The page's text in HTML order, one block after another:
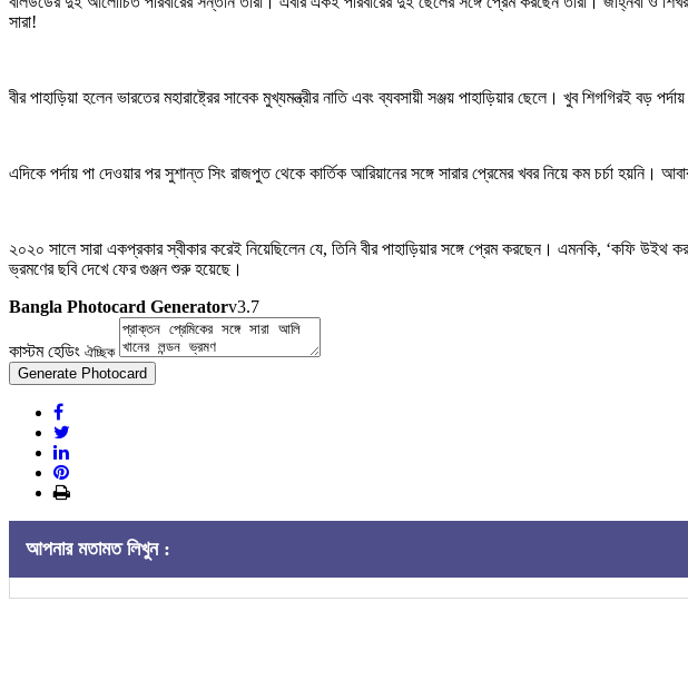
সারা!
বীর পাহাড়িয়া হলেন ভারতের মহারাষ্ট্রের সাবেক মুখ্যমন্ত্রীর নাতি এবং ব্যবসায়ী সঞ্জয় পাহাড়িয়ার ছেলে। খুব শিগগিরই বড়
এদিকে পর্দায় পা দেওয়ার পর সুশান্ত সিং রাজপুত থেকে কার্তিক আরিয়ানের সঙ্গে সারার প্রেমের খবর নিয়ে কম চর্চা হয়নি।
২০২০ সালে সারা একপ্রকার স্বীকার করেই নিয়েছিলেন যে, তিনি বীর পাহাড়িয়ার সঙ্গে প্রেম করছেন। এমনকি, ‘কফি
ভ্রমণের ছবি দেখে ফের গুঞ্জন শুরু হয়েছে।
Bangla Photocard Generatorv3.7
কাস্টম হেডিং ঐচ্ছিক
Generate Photocard
আপনার মতামত লিখুন :